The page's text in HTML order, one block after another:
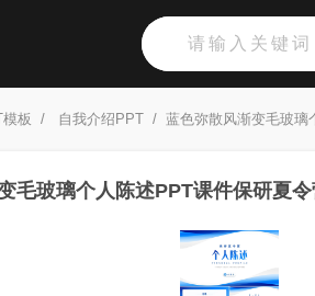
模板 / 自我介绍PPT / 蓝色弥散风渐变毛玻璃
毛玻璃个人陈述PPT课件保研夏